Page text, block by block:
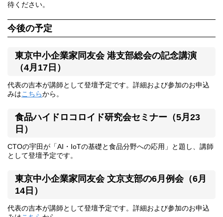
待ください。
今後の予定
東京中小企業家同友会 港支部総会の記念講演
（4月17日）
代表の吉本が講師として登壇予定です。詳細および参加のお申込
みはこちらから。
食品ハイドロコロイド研究会セミナー（5月23
日）
CTOの宇田が「AI・IoTの基礎と食品分野への応用」と題し、講師
として登壇予定です。
東京中小企業家同友会 文京支部の6月例会（6月
14日）
代表の吉本が講師として登壇予定です。詳細および参加のお申込